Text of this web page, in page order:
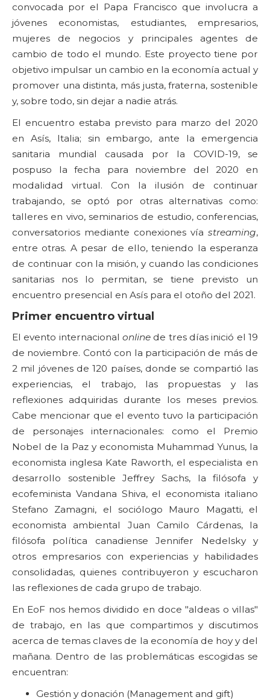
convocada por el Papa Francisco que involucra a
jóvenes economistas, estudiantes, empresarios,
mujeres de negocios y principales agentes de
cambio de todo el mundo. Este proyecto tiene por
objetivo impulsar un cambio en la economía actual y
promover una distinta, más justa, fraterna, sostenible
y, sobre todo, sin dejar a nadie atrás.
El encuentro estaba previsto para marzo del 2020
en Asís, Italia; sin embargo, ante la emergencia
sanitaria mundial causada por la COVID-19, se
pospuso la fecha para noviembre del 2020 en
modalidad virtual. Con la ilusión de continuar
trabajando, se optó por otras alternativas como:
talleres en vivo, seminarios de estudio, conferencias,
conversatorios mediante conexiones vía streaming,
entre otras. A pesar de ello, teniendo la esperanza
de continuar con la misión, y cuando las condiciones
sanitarias nos lo permitan, se tiene previsto un
encuentro presencial en Asís para el otoño del 2021.
Primer encuentro virtual
El evento internacional online de tres días inició el 19
de noviembre. Contó con la participación de más de
2 mil jóvenes de 120 países, donde se compartió las
experiencias, el trabajo, las propuestas y las
reflexiones adquiridas durante los meses previos.
Cabe mencionar que el evento tuvo la participación
de personajes internacionales: como el Premio
Nobel de la Paz y economista Muhammad Yunus, la
economista inglesa Kate Raworth, el especialista en
desarrollo sostenible Jeffrey Sachs, la filósofa y
ecofeminista Vandana Shiva, el economista italiano
Stefano Zamagni, el sociólogo Mauro Magatti, el
economista ambiental Juan Camilo Cárdenas, la
filósofa política canadiense Jennifer Nedelsky y
otros empresarios con experiencias y habilidades
consolidadas, quienes contribuyeron y escucharon
las reflexiones de cada grupo de trabajo.
En EoF nos hemos dividido en doce "aldeas o villas"
de trabajo, en las que compartimos y discutimos
acerca de temas claves de la economía de hoy y del
mañana. Dentro de las problemáticas escogidas se
encuentran:
Gestión y donación (Management and gift)